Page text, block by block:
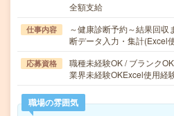
全額支給
仕事内容
～健康診断予約～結果回
断データ入力・集計(Excel
応募資格
職種未経験OK / ブランク
業界未経験OKExcel使用経
職場の雰囲気